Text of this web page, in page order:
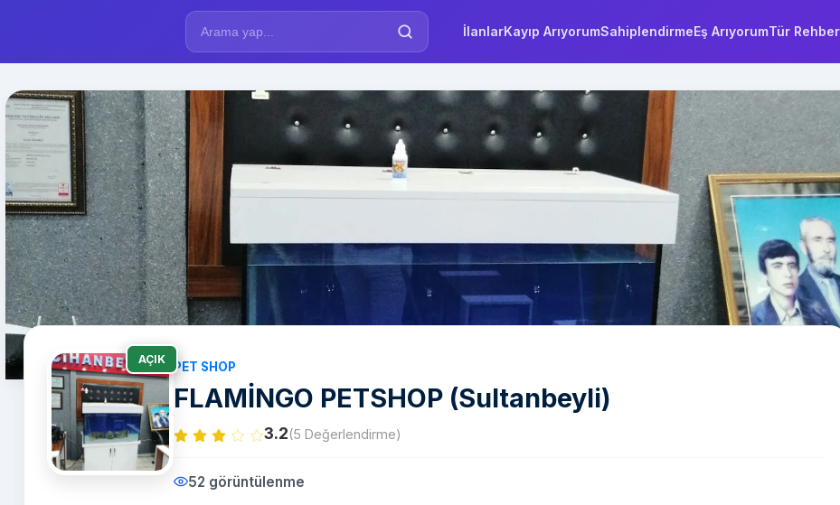
İlanlarKayıp ArıyorumSahiplendirmeEş ArıyorumTür
AÇIK
PET SHOP
FLAMİNGO PETSHOP (Sultanbeyli)
3.2(5 Değerlendirme)
52 görüntülenme